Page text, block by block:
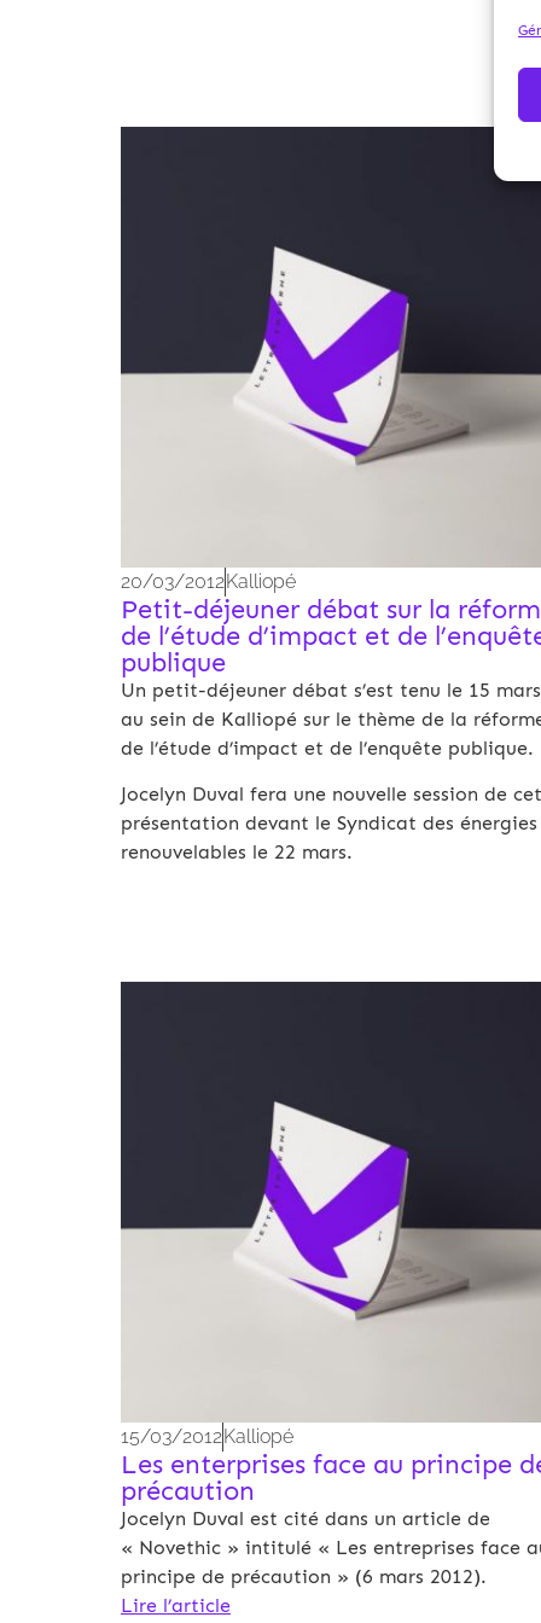
Archives 2010-2021
20/03/2012Kalliopé
Petit-déjeuner débat sur la
de l’étude d’impact et de
publique
Un petit-déjeuner débat s’est tenu le 15 mars
au sein de Kalliopé sur le thème de la
de l’étude d’impact et de l’enquête publique.
Jocelyn Duval fera une nouvelle session de
présentation devant le Syndicat des énergies
renouvelables le 22 mars.
15/03/2012Kalliopé
Les enterprises face au principe
précaution
Jocelyn Duval est cité dans un article de
« Novethic » intitulé « Les entreprises face
principe de précaution » (6 mars 2012).
Lire l’article